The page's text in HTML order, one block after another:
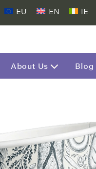
EU EN IE
About Us Blog